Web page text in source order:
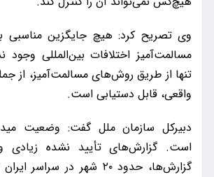
وی تصریح کرد: هیچ جایگزین
مسالمت‌آمیز اختلافات بین‌المللی وجود
تنها از طریق روش‌های مسالمت‌آمیز، از
واقعی، قابل دستیابی است.
دبیرکل سازمان ملل گفت: وضعیت
است. گزارش‌های تأیید نشده زیادی
گزارش‌ها، حدود ۲۰ شهر در